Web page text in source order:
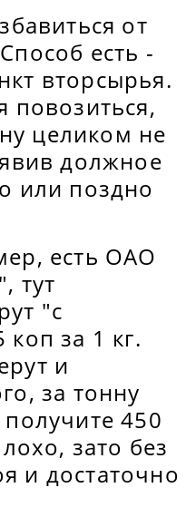
от
есть -
вторсырья.
повозиться,
целиком не
должное
или поздно
есть ОАО
тут
"с
за 1 кг.
и
за тонну
450
зато без
и достаточно